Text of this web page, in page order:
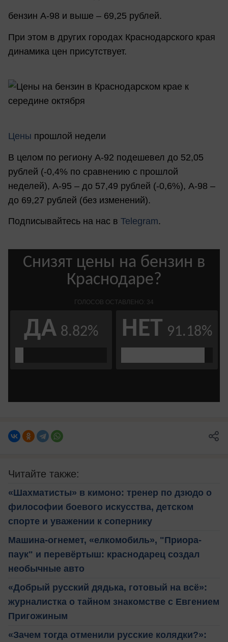
бензин А-98 и выше – 69,25 рублей.
При этом в других городах Краснодарского края
динамика цен присутствует.
Цены прошлой недели
В целом по региону А-92 подешевел до 52,05
рублей (-0,4% по сравнению с прошлой
неделей), А-95 – до 57,49 рублей (-0,6%), А-98 –
до 69,27 рублей (без изменений).
Подписывайтесь на нас в Telegram.
Читайте также:
«Шахматисты» в кимоно: тренер по дзюдо о
философии боевого искусства, детском
спорте и уважении к сопернику
Машина-огнемет, «елкомобиль», "Приора-
паук" и перевёртыш: краснодарец создал
необычные авто
«Добрый русский дядька, готовый на всё»:
журналистка о тайном знакомстве с Евгением
Пригожиным
«Зачем тогда отменили русские колядки?»: